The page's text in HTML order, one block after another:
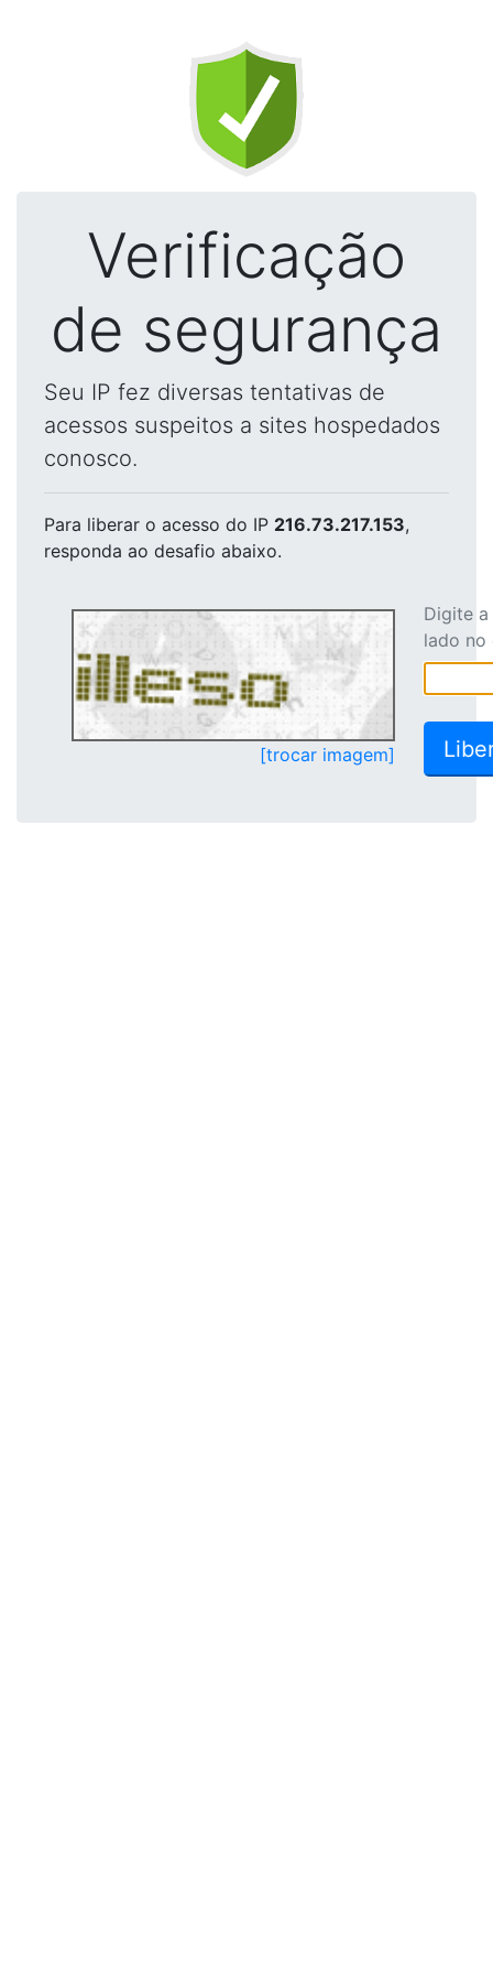
Verificação
de segurança
Seu IP fez diversas tentativas de
acessos suspeitos a sites hospedados
conosco.
Para liberar o acesso do IP 216.73.217.153,
responda ao desafio abaixo.
[trocar imagem]
Digite
lado no